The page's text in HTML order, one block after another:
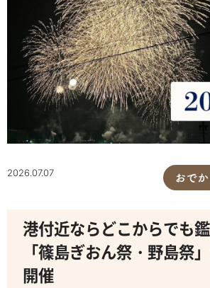
2026.07.07 おでか
港付近ならどこからでも
「篠島ぎおん祭・野島祭
開催